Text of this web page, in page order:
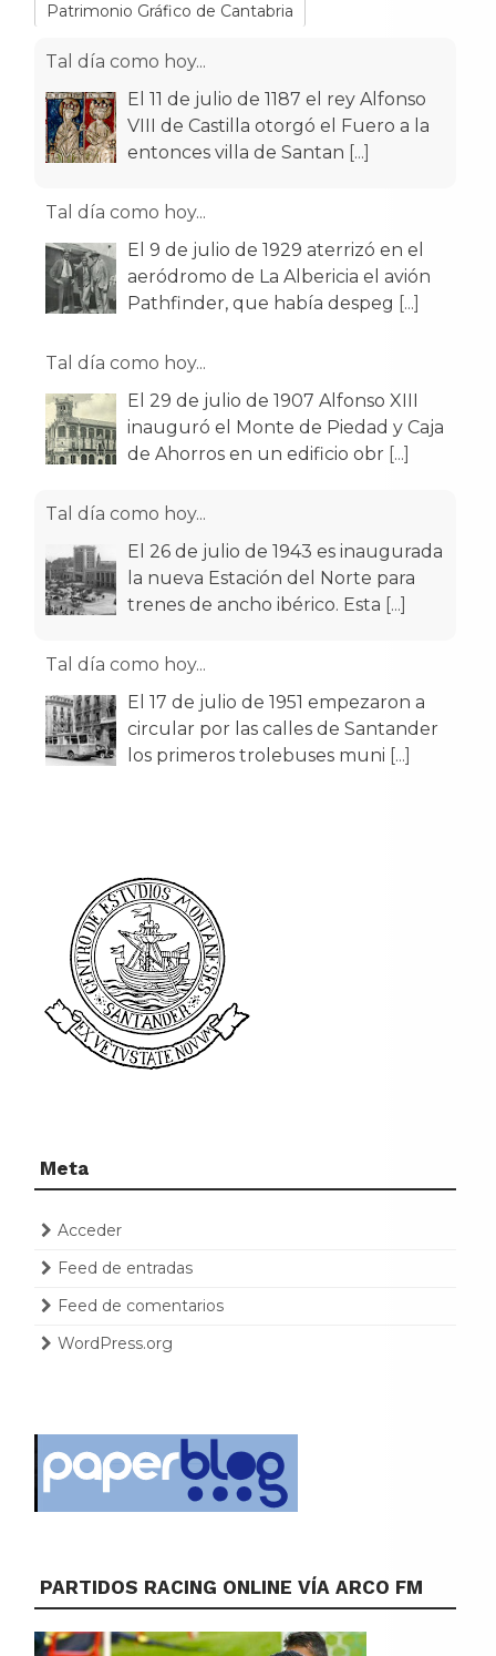
Patrimonio Gráfico de Cantabria
Tal día como hoy...
El 11 de julio de 1187 el rey Alfonso
VIII de Castilla otorgó el Fuero a la
entonces villa de Santan [...]
Tal día como hoy...
El 9 de julio de 1929 aterrizó en el
aeródromo de La Albericia el avión
Pathfinder, que había despeg [...]
Tal día como hoy...
El 29 de julio de 1907 Alfonso XIII
inauguró el Monte de Piedad y Caja
de Ahorros en un edificio obr [...]
Tal día como hoy...
El 26 de julio de 1943 es inaugurada
la nueva Estación del Norte para
trenes de ancho ibérico. Esta [...]
Tal día como hoy...
El 17 de julio de 1951 empezaron a
circular por las calles de Santander
los primeros trolebuses muni [...]
Meta
Acceder
Feed de entradas
Feed de comentarios
WordPress.org
PARTIDOS RACING ONLINE VÍA ARCO FM